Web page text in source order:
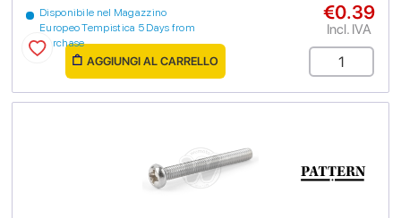
Disponibile nel Magazzino
Europeo Tempistica 5 Days from
purchase
€0.39
Incl. IVA
AGGIUNGI AL CARRELLO